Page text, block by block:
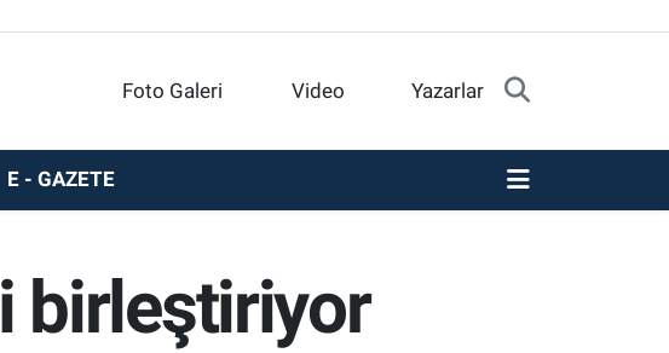
Foto Galeri Video Yazarlar
E - GAZETE
birleştiriyor